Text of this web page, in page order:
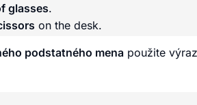
glasses.
on the desk.
podstatného mena použite